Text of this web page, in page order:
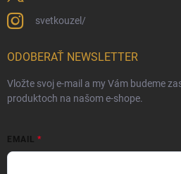
svetkouzel/
ODOBERAŤ NEWSLETTER
Vložte svoj e-mail a my Vám budeme
produktoch na našom e-shope.
EMAIL